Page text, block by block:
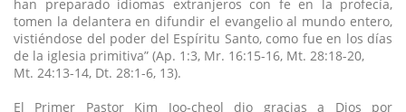
han preparado idiomas extranjeros con fe en la profecía,
tomen la delantera en difundir el evangelio al mundo entero,
vistiéndose del poder del Espíritu Santo, como fue en los días
de la iglesia primitiva” (Ap. 1:3, Mr. 16:15-16, Mt. 28:18-20,
Mt. 24:13-14, Dt. 28:1-6, 13).
El Primer Pastor Kim Joo-cheol dio gracias a Dios por